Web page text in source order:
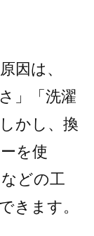
因は、
」「洗濯
かし、換
を使
どの工
きます。